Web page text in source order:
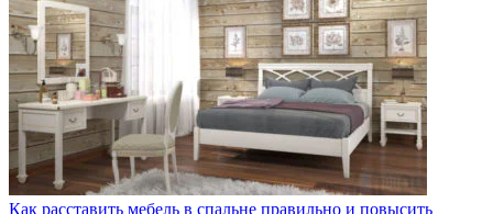
Как расставить мебель в спальне правильно и повысить